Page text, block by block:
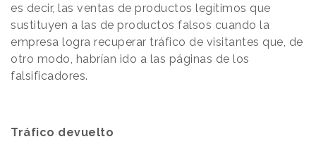
es decir, las ventas de productos legítimos que
sustituyen a las de productos falsos cuando la
empresa logra recuperar tráfico de visitantes que, de
otro modo, habrían ido a las páginas de los
falsificadores.
Tráfico devuelto